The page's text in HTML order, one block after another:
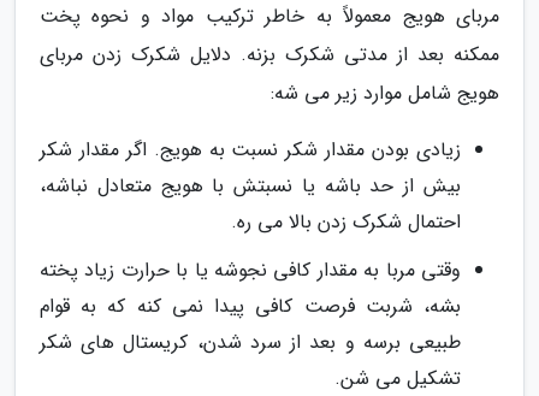
مربای هویج معمولاً به خاطر ترکیب مواد و نحوه پخت
ممکنه بعد از مدتی شکرک بزنه. دلایل شکرک زدن مربای
هویج شامل موارد زیر می شه:
زیادی بودن مقدار شکر نسبت به هویج. اگر مقدار شکر
بیش از حد باشه یا نسبتش با هویج متعادل نباشه،
احتمال شکرک زدن بالا می ره.
وقتی مربا به مقدار کافی نجوشه یا با حرارت زیاد پخته
بشه، شربت فرصت کافی پیدا نمی کنه که به قوام
طبیعی برسه و بعد از سرد شدن، کریستال های شکر
تشکیل می شن.